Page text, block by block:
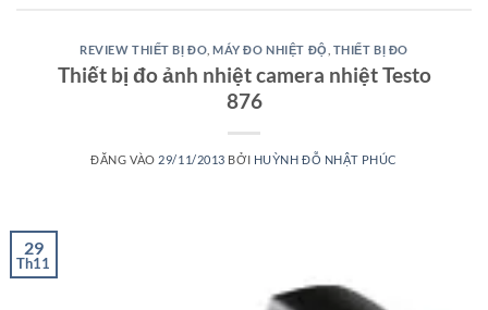
REVIEW THIẾT BỊ ĐO ,MÁY ĐO NHIỆT ĐỘ THIẾT BỊ ĐO
Thiết bị đo ảnh nhiệt camera nhiệt Testo
876
ĐĂNG VÀO 29/11/2013 BỞI HUỲNH ĐỖ NHẬT PHÚC
29
Th11